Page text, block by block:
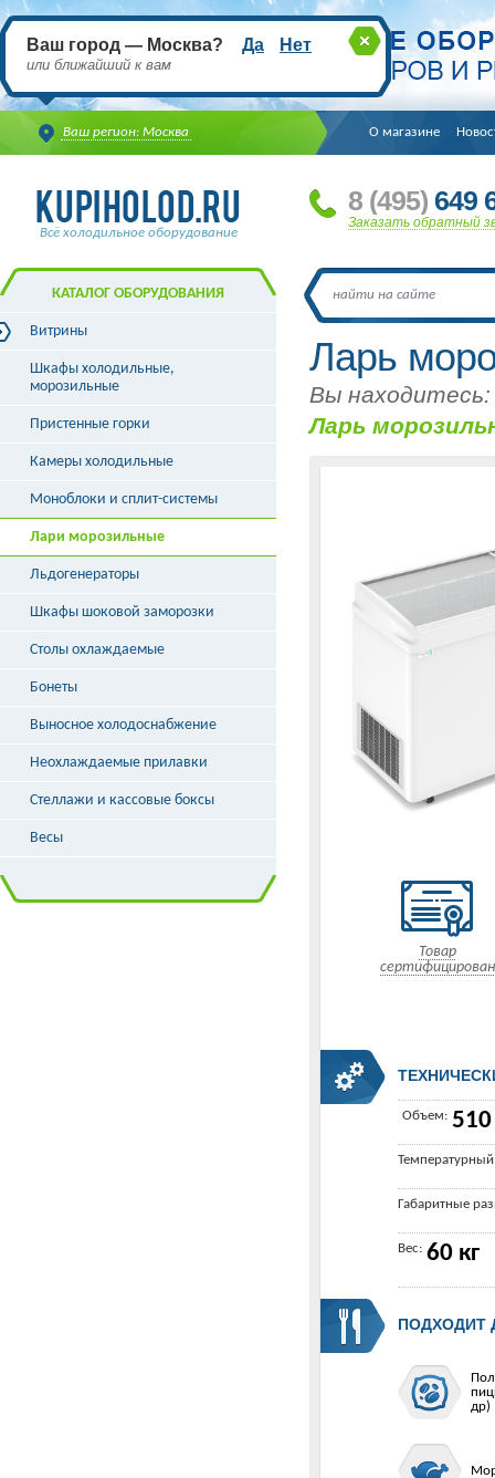
Ваш регион: Москва
Ваш город — Москва? Да Нет
или ближайший к вам
О магазине
Всё холодильное оборудование
8 (495) 649
Заказать обратный
Ларь
Вы находитесь:
Ларь
Товар
сертифицирован
Объем:
Габаритные
Вес: 60 кг
ПОДХОДИТ
др)
КАТАЛОГ ОБОРУДОВАНИЯ
Витрины
Витрины холодильные
Витрины морозильные
Витрины кондитерские
Витрины угловые
Витрины «рыба на льду»
Шкафы холодильные,
морозильные
Пристенные горки
Камеры холодильные
Моноблоки и сплит-системы
Лари морозильные
Льдогенераторы
Шкафы шоковой заморозки
Столы охлаждаемые
Бонеты
Выносное холодоснабжение
Неохлаждаемые прилавки
Стеллажи и кассовые боксы
Весы